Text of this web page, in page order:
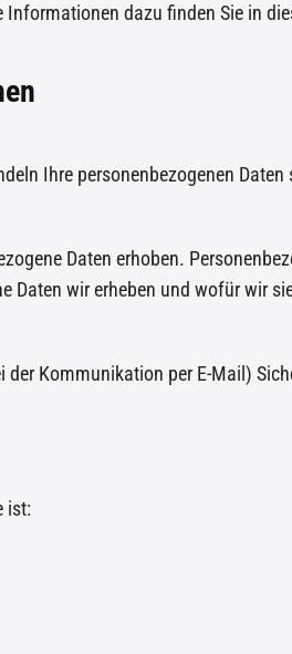
dazu finden Sie in
Ihre personenbezogenen
Daten erhoben.
Daten wir erheben und wofür wir
Kommunikation per E-Mail)
ist: